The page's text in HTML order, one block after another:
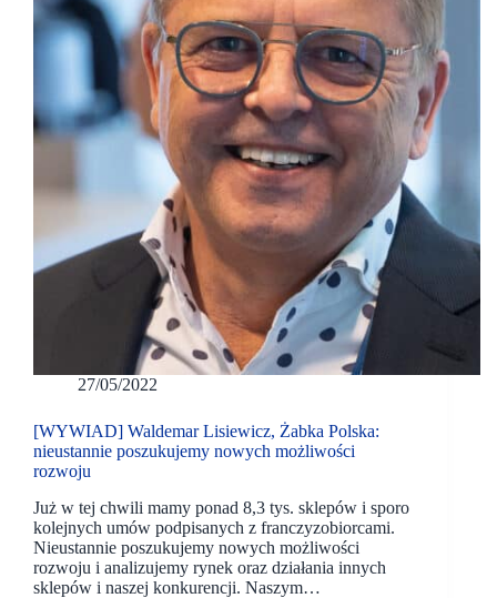
27/05/2022
[WYWIAD] Waldemar Lisiewicz, Żabka Polska:
nieustannie poszukujemy nowych możliwości
rozwoju
Już w tej chwili mamy ponad 8,3 tys. sklepów i sporo
kolejnych umów podpisanych z franczyzobiorcami.
Nieustannie poszukujemy nowych możliwości
rozwoju i analizujemy rynek oraz działania innych
sklepów i naszej konkurencji. Naszym…